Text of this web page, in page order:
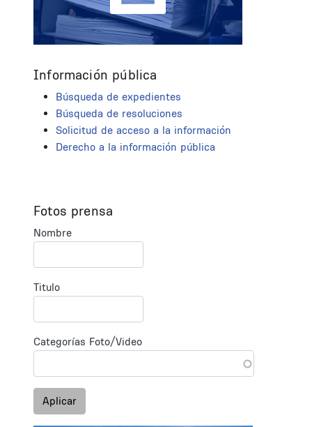
Información pública
Búsqueda de expedientes
Búsqueda de resoluciones
Solicitud de acceso a la información
Derecho a la información pública
Fotos prensa
Nombre
Titulo
Categorías Foto/Video
Aplicar